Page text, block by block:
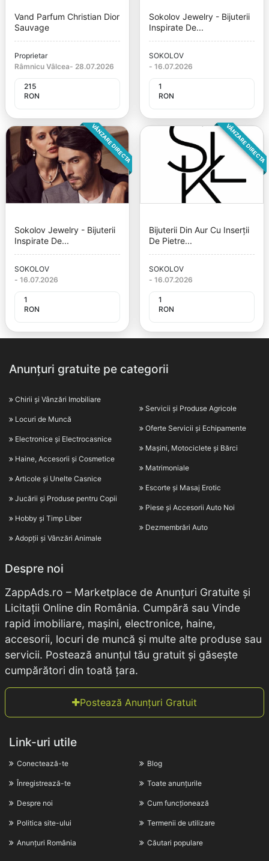
Vand Parfum Christian Dior
Sauvage
Proprietar
Râmnicu Vâlcea- 28.07.2026
215
RON
Sokolov Jewelry - Bijuterii
Inspirate De...
SOKOLOV
- 16.07.2026
1
RON
VÂNZARE DIRECTA
Sokolov Jewelry - Bijuterii
Inspirate De...
SOKOLOV
- 16.07.2026
1
RON
VÂNZARE DIRECTA
Bijuterii Din Aur Cu Inserții
De Pietre...
SOKOLOV
- 16.07.2026
1
RON
Anunțuri gratuite pe categorii
Chirii și Vânzări Imobiliare
Locuri de Muncă
Electronice și Electrocasnice
Haine, Accesorii și Cosmetice
Articole și Unelte Casnice
Jucării și Produse pentru Copii
Hobby și Timp Liber
Adopții și Vânzări Animale
Servicii și Produse Agricole
Oferte Servicii și Echipamente
Mașini, Motociclete și Bărci
Matrimoniale
Escorte și Masaj Erotic
Piese și Accesorii Auto Noi
Dezmembrări Auto
Despre noi
ZappAds.ro – Marketplace de Anunțuri Gratuite și
Licitații Online din România. Cumpără sau Vinde
rapid imobiliare, mașini, electronice, haine,
accesorii, locuri de muncă și multe alte produse sau
servicii. Postează anunțul tău gratuit și găsește
cumpărători din toată țara.
Postează Anunțuri Gratuit
Link-uri utile
Conectează-te
Înregistrează-te
Despre noi
Politica site-ului
Anunțuri România
Blog
Toate anunțurile
Cum funcționează
Termenii de utilizare
Căutari populare